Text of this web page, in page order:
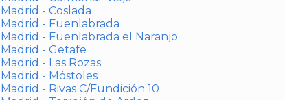
Madrid - Coslada
Madrid - Fuenlabrada
Madrid - Fuenlabrada el Naranjo
Madrid - Getafe
Madrid - Las Rozas
Madrid - Móstoles
Madrid - Rivas C/Fundición 10